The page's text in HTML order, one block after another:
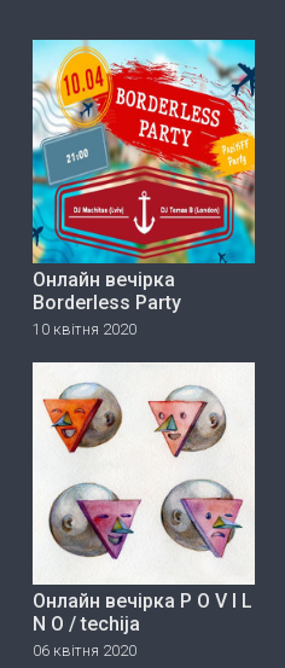
Онлайн вечірка
Borderless Party
10 квітня 2020
Онлайн вечірка P O V I L
N O / techija
06 квітня 2020